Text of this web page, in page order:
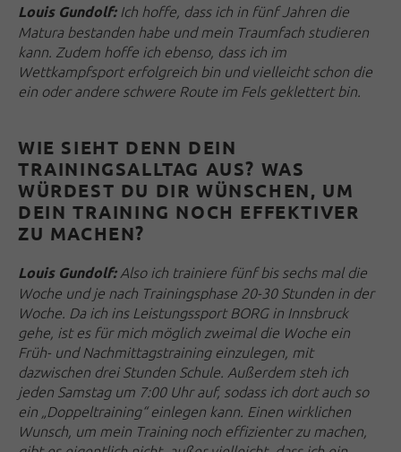
Louis Gundolf: Ich hoffe, dass ich in fünf Jahren die
Matura bestanden habe und mein Traumfach studieren
kann. Zudem hoffe ich ebenso, dass ich im
Wettkampfsport erfolgreich bin und vielleicht schon die
ein oder andere schwere Route im Fels geklettert bin.
WIE SIEHT DENN DEIN
TRAININGSALLTAG AUS? WAS
WÜRDEST DU DIR WÜNSCHEN, UM
DEIN TRAINING NOCH EFFEKTIVER
ZU MACHEN?
Louis Gundolf:Also ich trainiere fünf bis sechs mal die
Woche und je nach Trainingsphase 20-30 Stunden in der
Woche. Da ich ins Leistungssport BORG in Innsbruck
gehe, ist es für mich möglich zweimal die Woche ein
Früh- und Nachmittagstraining einzulegen, mit
dazwischen drei Stunden Schule. Außerdem steh ich
jeden Samstag um 7:00 Uhr auf, sodass ich dort auch so
ein „Doppeltraining“ einlegen kann. Einen wirklichen
Wunsch, um mein Training noch effizienter zu machen,